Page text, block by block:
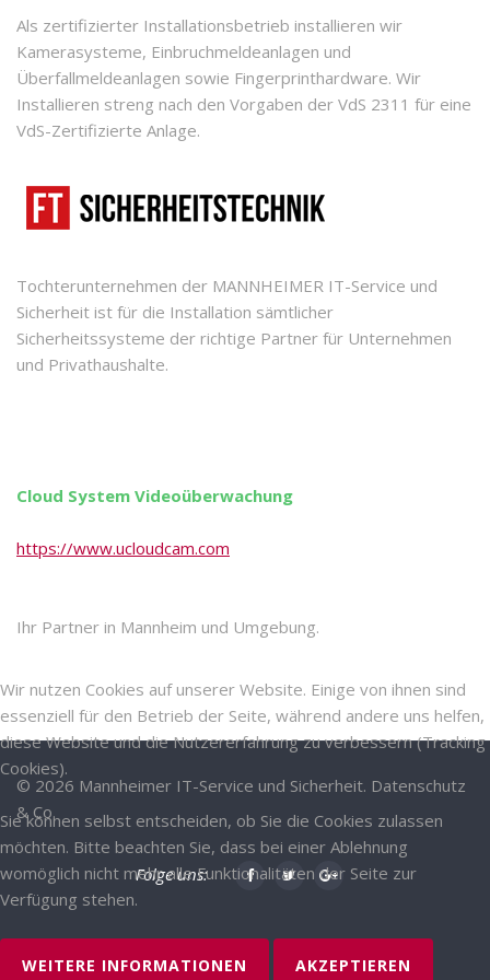
Als zertifizierter Installationsbetrieb installieren wir
Kamerasysteme, Einbruchmeldeanlagen und
Überfallmeldeanlagen sowie Fingerprinthardware. Wir
Installieren streng nach den Vorgaben der VdS 2311 für eine
VdS-Zertifizierte Anlage.
Tochterunternehmen der MANNHEIMER IT-Service und
Sicherheit ist für die Installation sämtlicher
Sicherheitssysteme der richtige Partner für Unternehmen
und Privathaushalte.
Cloud System Videoüberwachung
https://www.ucloudcam.com
Ihr Partner in Mannheim und Umgebung.
© 2026 Mannheimer IT-Service und Sicherheit. Datenschutz
& Co.
Folge uns:
Back to desktop version
Wir nutzen Cookies auf unserer Website. Einige von ihnen sind
essenziell für den Betrieb der Seite, während andere uns helfen,
diese Website und die Nutzererfahrung zu verbessern (Tracking
Cookies).
Sie können selbst entscheiden, ob Sie die Cookies zulassen
möchten. Bitte beachten Sie, dass bei einer Ablehnung
womöglich nicht mehr alle Funktionalitäten der Seite zur
Verfügung stehen.
WEITERE INFORMATIONEN AKZEPTIEREN